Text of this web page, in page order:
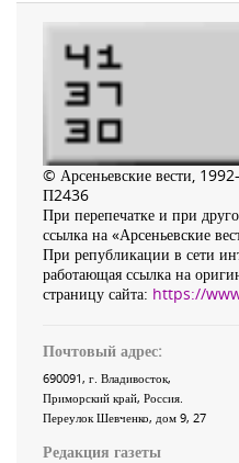
© Арсеньевские вести,
П2436
При перепечатке и при
ссылка на «Арсеньевские
При републикации в сети
работающая ссылка на
страницу сайта: https://
Почтовый адрес:
690091, г. Владивосток,
Приморский край, Россия
Переулок Шевченко, дом 9, 27
Редакция газеты